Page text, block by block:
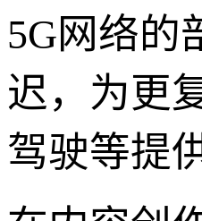
5G网络的
迟，为更
驾驶等提